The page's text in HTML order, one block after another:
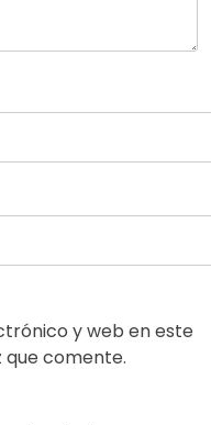
y web en este
comente.